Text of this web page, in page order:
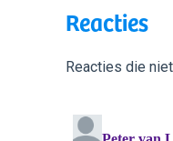
Reacties
Reacties die